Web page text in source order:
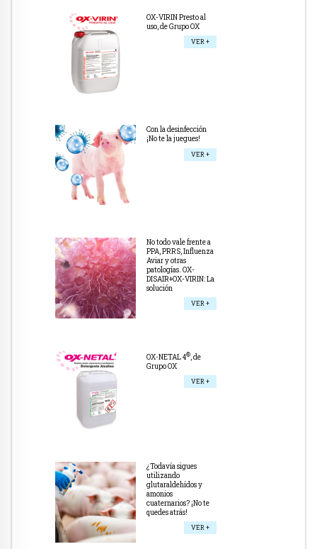
OX-VIRIN Presto al
uso, de Grupo OX
VER +
Con la desinfección
¡No te la juegues!
VER +
No todo vale frente a
PPA, PRRS, Influenza
Aviar y otras
patologías. OX-
DISAIR+OX-VIRIN: La
solución
VER +
OX-NETAL 4®, de
Grupo OX
VER +
¿Todavía sigues
utilizando
glutaraldehídos y
amonios
cuaternarios? ¡No te
quedes atrás!
VER +